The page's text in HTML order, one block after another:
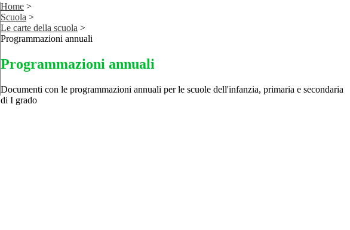
Home >
Scuola >
Le carte della scuola >
Programmazioni annuali
Programmazioni annuali
Documenti con le programmazioni annuali per le scuole dell'infanzia, primaria e secondaria
di I grado